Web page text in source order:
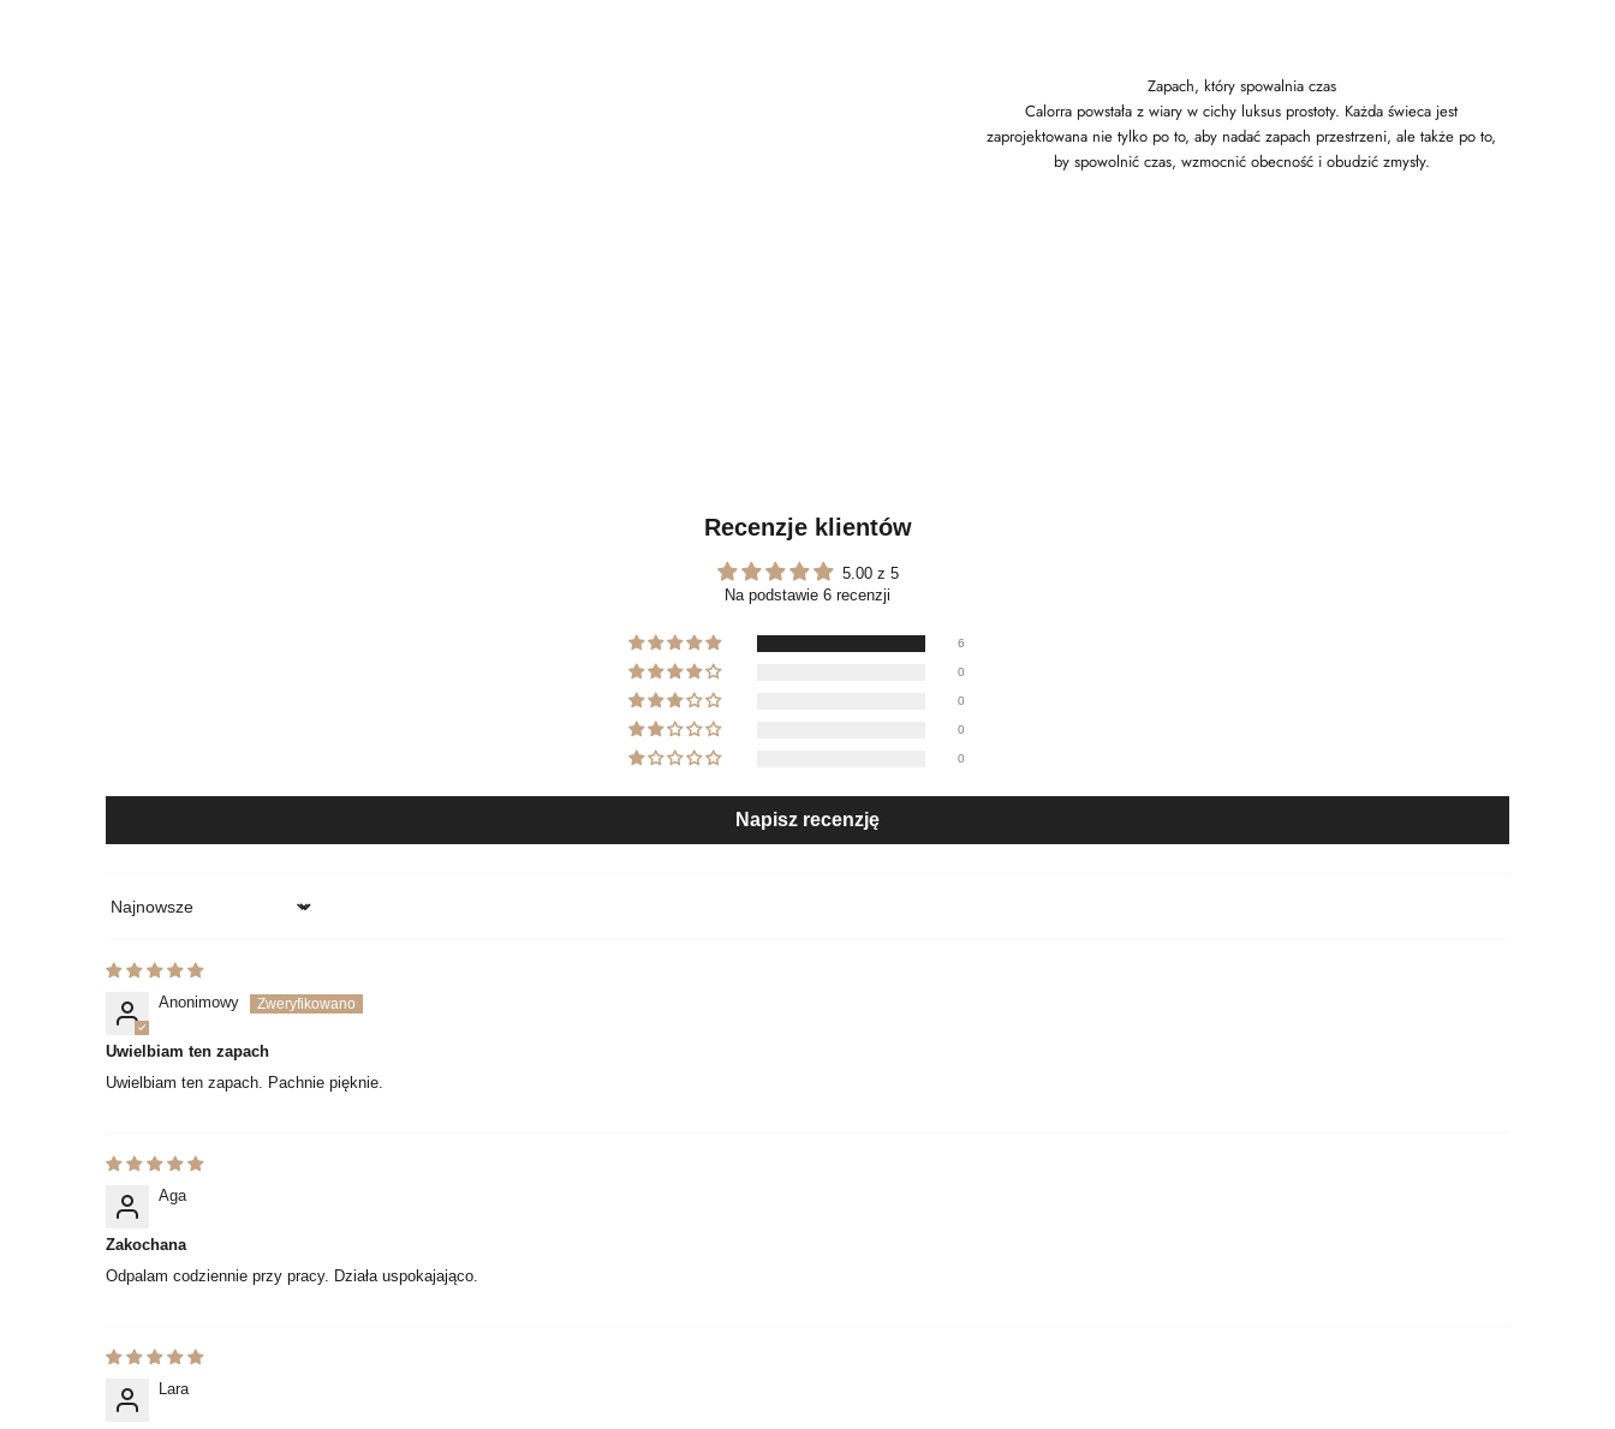
Zapach, który spowalnia czas
Calorra powstała z wiary w cichy luksus prostoty. Każda świeca jest
zaprojektowana nie tylko po to, aby nadać zapach przestrzeni, ale także po to,
by spowolnić czas, wzmocnić obecność i obudzić zmysły.
Recenzje klientów
5.00 z 5
Na podstawie 6 recenzji
6
0
0
0
0
Napisz recenzję
Sort by
Anonimowy
Uwielbiam ten zapach
Uwielbiam ten zapach. Pachnie pięknie.
Aga
Zakochana
Odpalam codziennie przy pracy. Działa uspokajająco.
Lara